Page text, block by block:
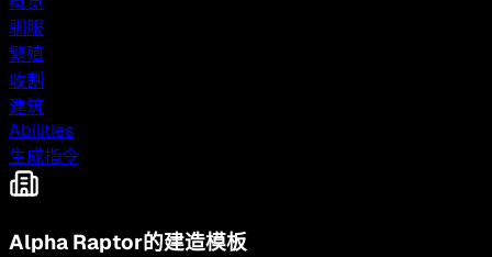
驯服
繁殖
收割
建筑
Abilities
生成指令
Alpha Raptor的建造模板